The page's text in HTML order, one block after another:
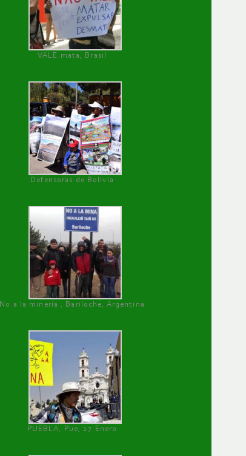
VALE mata, Brasil
Defensoras de Bolivia
No a la minería , Bariloche, Argentina
PUEBLA, Pue, 27 Enero